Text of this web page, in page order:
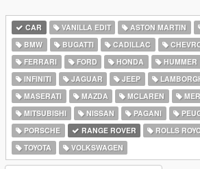
CAR VANILLA EDIT ASTON MARTIN
BMW
BUGATTI CADILLAC
FERRARI
FORD HONDA HUMMER
INFINITI
JAGUAR JEEP
MASERATI
MAZDA MCLAREN
MITSUBISHI
NISSAN PAGANI
PORSCHE
RANGE ROVER ROLLS
TOYOTA
VOLKSWAGEN